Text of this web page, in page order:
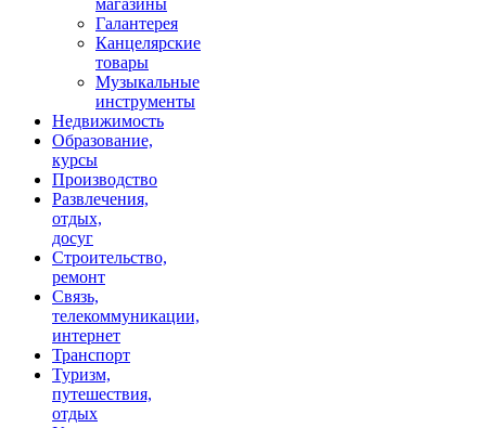
магазины
Галантерея
Канцелярские
товары
Музыкальные
инструменты
Недвижимость
Образование,
курсы
Производство
Развлечения,
отдых,
досуг
Строительство,
ремонт
Связь,
телекоммуникации,
интернет
Транспорт
Туризм,
путешествия,
отдых